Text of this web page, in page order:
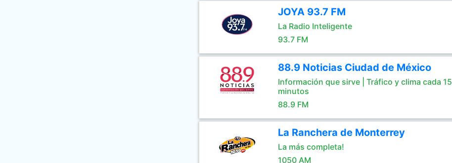
JOYA 93.7 FM
La Radio Inteligente
93.7 FM
88.9 Noticias Ciudad de México
Información que sirve | Tráfico y clima cada 15
minutos
88.9 FM
La Ranchera de Monterrey
La más completa!
1050 AM